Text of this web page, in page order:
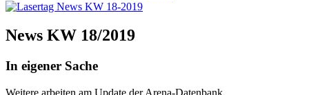
News KW 18/2019
In eigener Sache
Weitere arbeiten am Update der Arena-Datenbank.